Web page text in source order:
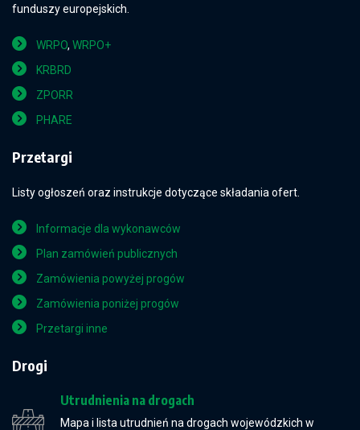
funduszy europejskich.
WRPO, WRPO+
KRBRD
ZPORR
PHARE
Przetargi
Listy ogłoszeń oraz instrukcje dotyczące składania ofert.
Informacje dla wykonawców
Plan zamówień publicznych
Zamówienia powyżej progów
Zamówienia poniżej progów
Przetargi inne
Drogi
Utrudnienia na drogach
Mapa i lista utrudnień na drogach wojewódzkich w